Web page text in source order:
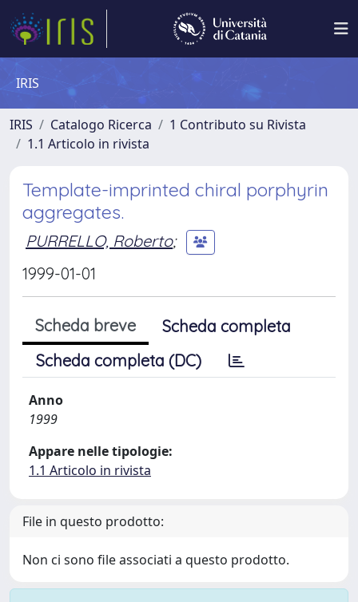
IRIS
IRIS Catalogo Ricerca
1 Contributo su Rivista
1.1 Articolo in rivista
Template-imprinted chiral porphyrin
aggregates.
PURRELLO, Roberto;
1999-01-01
Scheda breve
Scheda completa
Scheda completa (DC)
Anno
1999
Appare nelle tipologie:
1.1 Articolo in rivista
File in questo prodotto:
Non ci sono file associati a questo prodotto.